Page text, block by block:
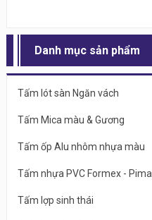
Danh mục sản phẩm
Tấm lót sàn Ngăn vách
Tấm Mica màu & Gương
Tấm ốp Alu nhôm nhựa màu
Tấm nhựa PVC Formex - Pima
Tấm lợp sinh thái